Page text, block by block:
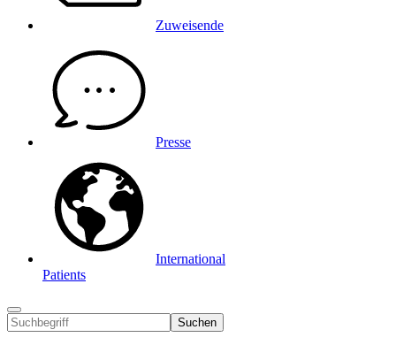
Zuweisende
Presse
International
Patients
Suchen